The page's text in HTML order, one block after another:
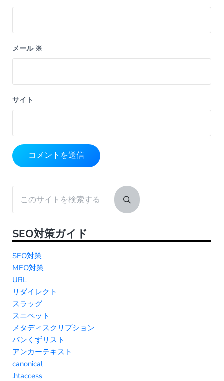
メール ※
サイト
Sidebar
Submit search
SEO対策ガイド
SEO対策
MEO対策
URL
リダイレクト
スラッグ
スニペット
メタディスクリプション
パンくずリスト
アンカーテキスト
canonical
.htaccess